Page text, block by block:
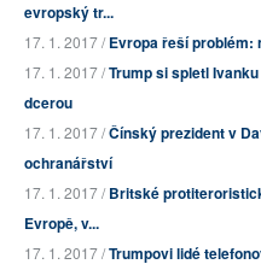
evropský tr...
17. 1. 2017 /Evropa řeší problém:
17. 1. 2017 /Trump si spletl
dcerou
17. 1. 2017 /Čínský prezident v
ochranářství
17. 1. 2017 /Britské
Evropě, v...
17. 1. 2017 /Trumpovi lidé